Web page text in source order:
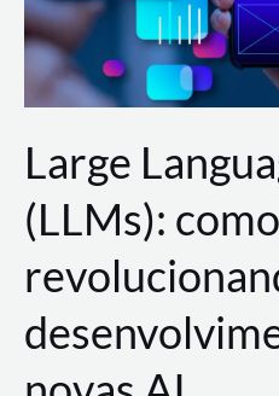
AWS?
Large
(LLMs):